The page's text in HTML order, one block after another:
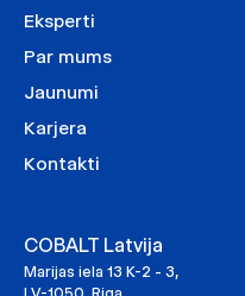
Eksperti
Par mums
Jaunumi
Karjera
Kontakti
COBALT Latvija
Marijas iela 13 K-2 - 3,